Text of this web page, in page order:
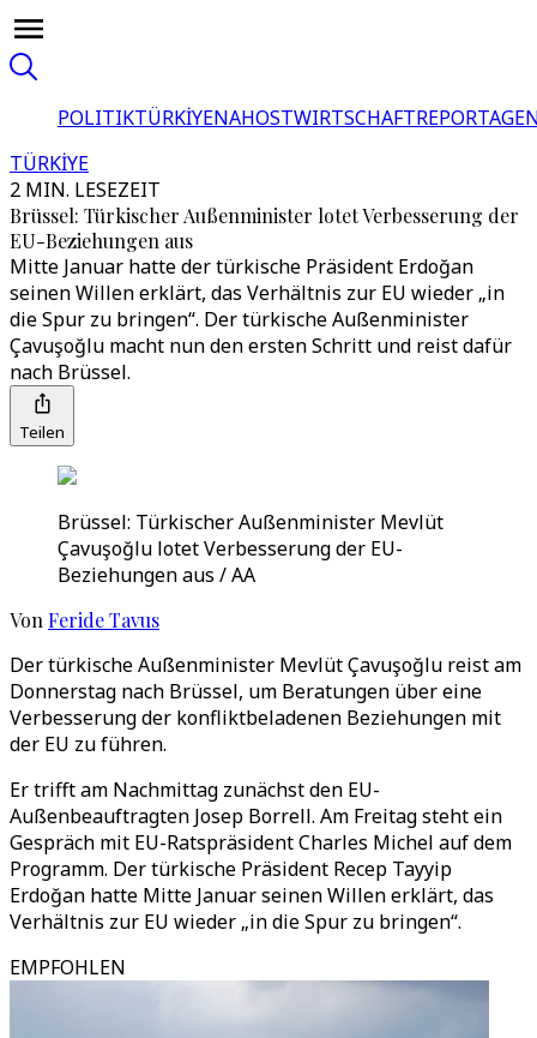
POLITIKTÜRKİYENAHOSTWIRTSCHAFT
TÜRKİYE
2 MIN. LESEZEIT
Brüssel: Türkischer Außenminister lotet Verbesserung der
EU-Beziehungen aus
Mitte Januar hatte der türkische Präsident Erdoğan
seinen Willen erklärt, das Verhältnis zur EU wieder „in
die Spur zu bringen“. Der türkische Außenminister
Çavuşoğlu macht nun den ersten Schritt und reist dafür
nach Brüssel.
Teilen
Brüssel: Türkischer Außenminister Mevlüt
Çavuşoğlu lotet Verbesserung der EU-
Beziehungen aus / AA
Von Feride Tavus
Der türkische Außenminister Mevlüt Çavuşoğlu reist am
Donnerstag nach Brüssel, um Beratungen über eine
Verbesserung der konfliktbeladenen Beziehungen mit
der EU zu führen.
Er trifft am Nachmittag zunächst den EU-
Außenbeauftragten Josep Borrell. Am Freitag steht ein
Gespräch mit EU-Ratspräsident Charles Michel auf dem
Programm. Der türkische Präsident Recep Tayyip
Erdoğan hatte Mitte Januar seinen Willen erklärt, das
Verhältnis zur EU wieder „in die Spur zu bringen“.
EMPFOHLEN